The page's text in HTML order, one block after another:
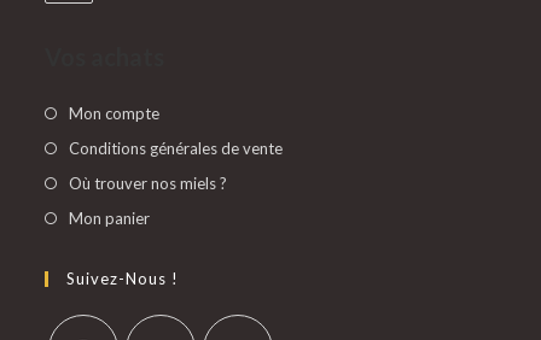
Mon compte
Conditions générales de vente
Où trouver nos miels ?
Mon panier
Suivez-Nous !